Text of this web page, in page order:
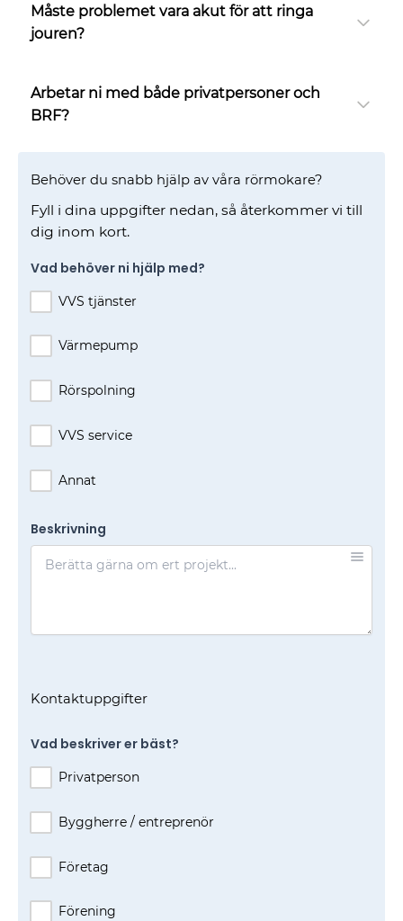
Måste problemet vara akut för att ringa
jouren?
Arbetar ni med både privatpersoner och
BRF?
Behöver du snabb hjälp av våra rörmokare?
Fyll i dina uppgifter nedan, så återkommer vi till
dig inom kort.
Vad behöver ni hjälp med?
VVS tjänster
Värmepump
Rörspolning
VVS service
Annat
Beskrivning
Kontaktuppgifter
Vad beskriver er bäst?
Privatperson
Byggherre / entreprenör
Företag
Förening